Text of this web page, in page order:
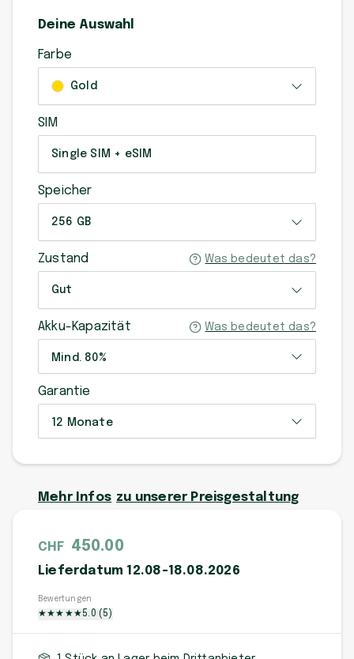
Deine Auswahl
Farbe
Gold
SIM
Single SIM + eSIM
Speicher
256 GB
Zustand Was bedeutet das?
Gut
Akku-Kapazität Was bedeutet das?
Mind. 80%
Garantie
12 Monate
Mehr Infos zu unserer Preisgestaltung
CHF 450.00
Lieferdatum 12.08-18.08.2026
Bewertungen
★★★ ★★5.0 ( 5 )